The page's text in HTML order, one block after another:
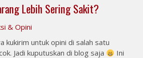
Lebih Sering Sakit?
& Opini
kukirim untuk opini di salah satu
Jadi kuputuskan di blog saja
Ini